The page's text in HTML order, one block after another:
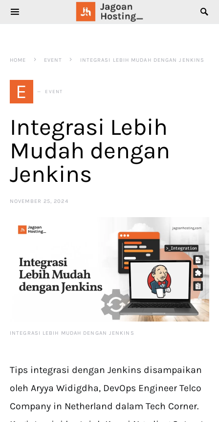
SEARCH FOR:
HOME EVENT INTEGRASI LEBIH MUDAH DENGAN JENKINS
E EVENT
Integrasi Lebih
Mudah dengan
Jenkins
NOVEMBER 25, 2024
INTEGRASI LEBIH MUDAH DENGAN JENKINS
Tips integrasi dengan Jenkins disampaikan
oleh Aryya Widigdha, DevOps Engineer Telco
Company in Netherland dalam Tech Corner.